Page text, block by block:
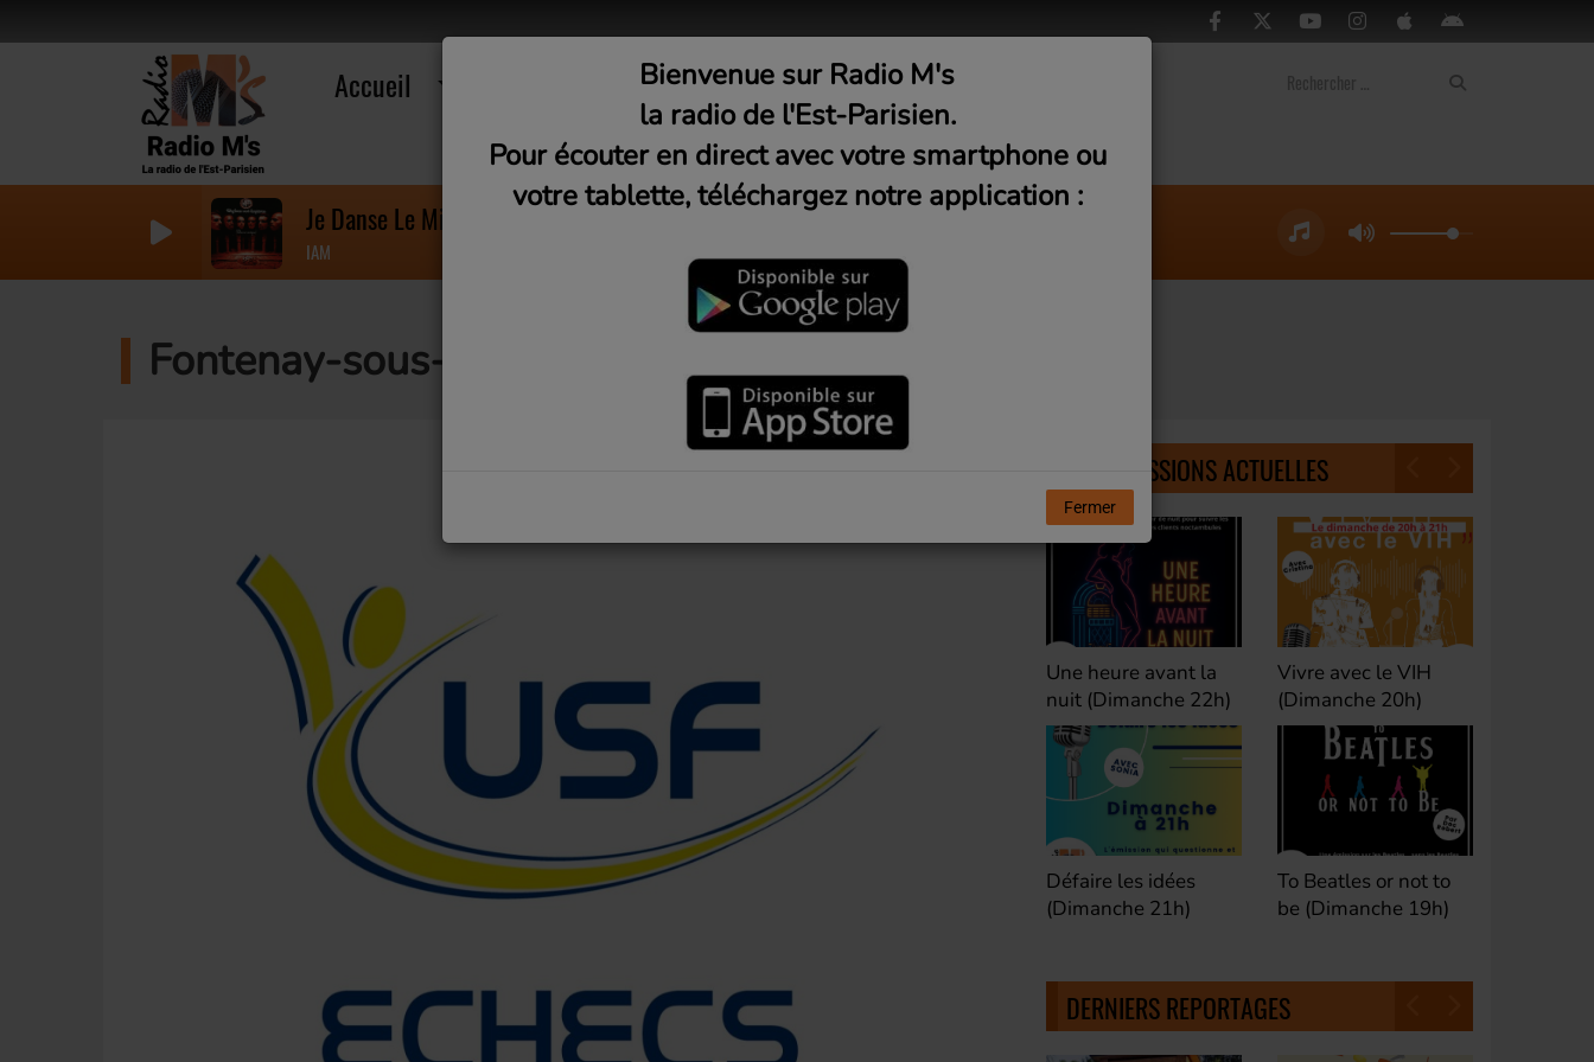
Accueil Musique Médias
Je Danse Le Mia
IAM
Fontenay-sous-bois : USF Echecs avec Rachid
NOS ÉMISSIONS ACTUELLES
Vivre avec le VIH
(Dimanche 20h)
To Beatles or not to
be (Dimanche 19h)
Club M's le Mix by
David (Lundi, jeudi et
samedi 23h)
Fan de Funk (Samedi
21h)
DERNIERS REPORTAGES
Bienvenue sur Radio M's
la radio de l'Est-Parisien.
Pour écouter en direct avec votre smartphone ou
votre tablette, téléchargez notre application :
Fermer